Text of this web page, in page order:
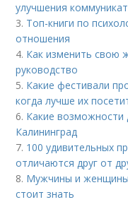
улучшения
3. Топ-книги по
отношения
4. Как изменить свою
руководство
5. Какие фестивали
когда лучше их
6. Какие возможности
Калининград
7. 100 удивительных
отличаются друг от
8. Мужчины и
стоит знать